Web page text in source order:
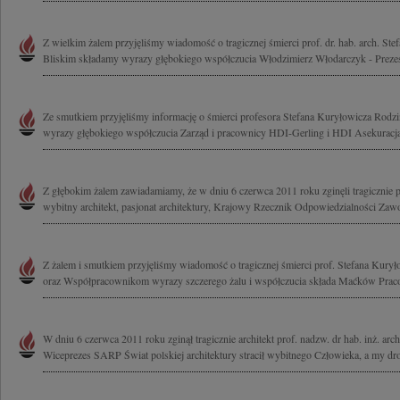
Z wielkim żalem przyjęliśmy wiadomość o tragicznej śmierci prof. dr. hab. arch.
Bliskim składamy wyrazy głębokiego współczucia Włodzimierz Włodarczyk -
Ze smutkiem przyjęliśmy informację o śmierci profesora Stefana Kuryłowicza
wyrazy głębokiego współczucia Zarząd i pracownicy HDI-Gerling i HDI
Z głębokim żalem zawiadamiamy, że w dniu 6 czerwca 2011 roku zginęli tragicznie
wybitny architekt, pasjonat architektury, Krajowy Rzecznik Odpowiedzialności
Z żalem i smutkiem przyjęliśmy wiadomość o tragicznej śmierci prof. Stefana
oraz Współpracownikom wyrazy szczerego żalu i współczucia składa Maćków
W dniu 6 czerwca 2011 roku zginął tragicznie architekt prof. nadzw. dr hab. inż.
Wiceprezes SARP Świat polskiej architektury stracił wybitnego Człowieka, a my